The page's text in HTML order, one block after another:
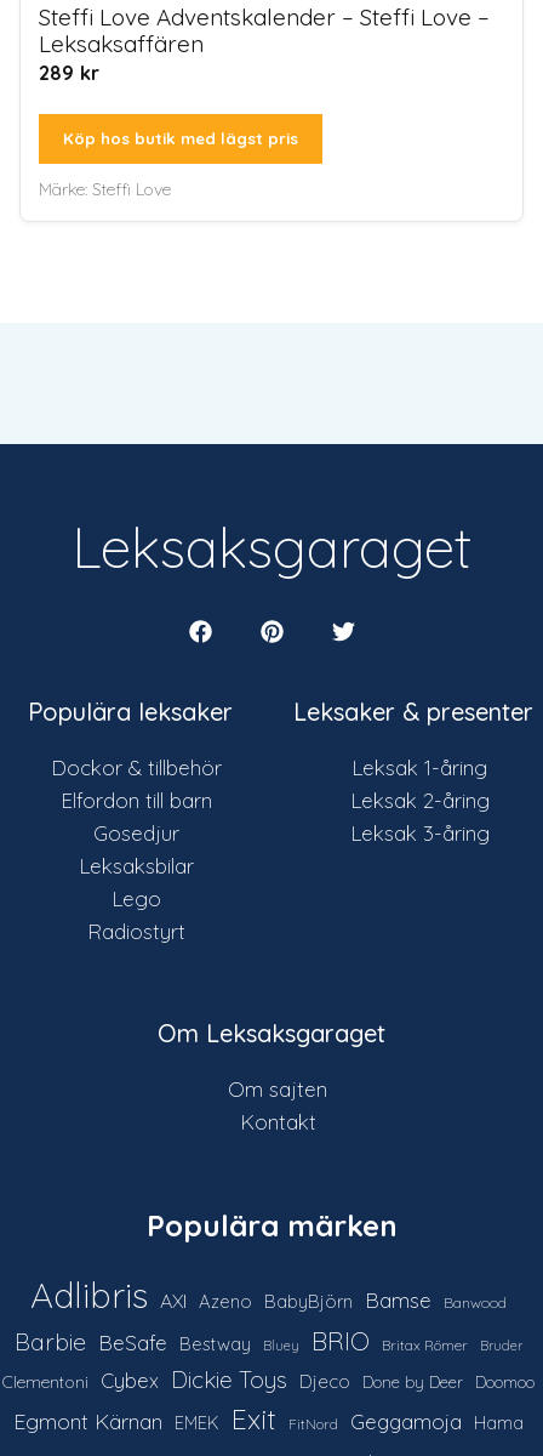
Steffi Love Adventskalender – Steffi Love –
Leksaksaffären
289 kr
Köp hos butik med lägst pris
Märke: Steffi Love
Populära leksaker
Dockor & tillbehör
Elfordon till barn
Gosedjur
Leksaksbilar
Lego
Radiostyrt
Leksaksgaraget
Leksaker & presenter
Leksak 1-åring
Leksak 2-åring
Leksak 3-åring
Om Leksaksgaraget
Om sajten
Kontakt
Populära märken
Adlibris AXI Azeno BabyBjörn Bamse Banwood
Barbie BeSafe Bestway Bluey BRIO Britax Römer Bruder
Clementoni Cybex Dickie Toys Djeco Done by Deer Doomoo
Egmont Kärnan EMEK Exit FitNord Geggamoja Hama